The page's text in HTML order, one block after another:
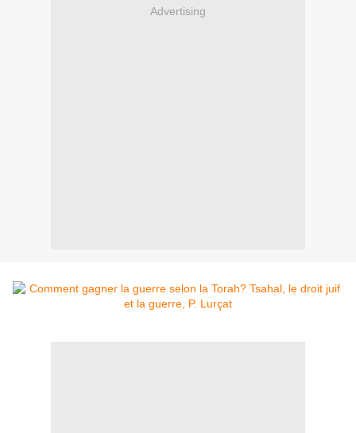
Advertising